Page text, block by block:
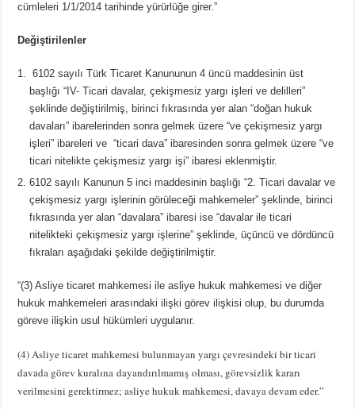
cümleleri 1/1/2014 tarihinde yürürlüğe girer.”
Değiştirilenler
6102 sayılı Türk Ticaret Kanununun 4 üncü maddesinin üst
başlığı “IV- Ticari davalar, çekişmesiz yargı işleri ve delilleri”
şeklinde değiştirilmiş, birinci fıkrasında yer alan “doğan hukuk
davaları” ibarelerinden sonra gelmek üzere “ve çekişmesiz yargı
işleri” ibareleri ve “ticari dava” ibaresinden sonra gelmek üzere “ve
ticari nitelikte çekişmesiz yargı işi” ibaresi eklenmiştir.
6102 sayılı Kanunun 5 inci maddesinin başlığı “2. Ticari davalar ve
çekişmesiz yargı işlerinin görüleceği mahkemeler” şeklinde, birinci
fıkrasında yer alan “davalara” ibaresi ise “davalar ile ticari
nitelikteki çekişmesiz yargı işlerine” şeklinde, üçüncü ve dördüncü
fıkraları aşağıdaki şekilde değiştirilmiştir.
“(3) Asliye ticaret mahkemesi ile asliye hukuk mahkemesi ve diğer
hukuk mahkemeleri arasındaki ilişki görev ilişkisi olup, bu durumda
göreve ilişkin usul hükümleri uygulanır.
(4) Asliye ticaret mahkemesi bulunmayan yargı çevresindeki bir ticari
davada görev kuralına dayandırılmamış olması, görevsizlik kararı
verilmesini gerektirmez; asliye hukuk mahkemesi, davaya devam eder.”